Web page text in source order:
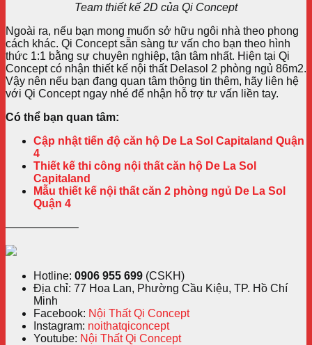
Team thiết kế 2D của Qi Concept
Ngoài ra, nếu bạn mong muốn sở hữu ngôi nhà theo phong
cách khác. Qi Concept sẵn sàng tư vấn cho bạn theo hình
thức 1:1 bằng sự chuyên nghiệp, tận tâm nhất. Hiện tại Qi
Concept có nhận thiết kế nội thất Delasol 2 phòng ngủ 86m2.
Vậy nên nếu bạn đang quan tâm thông tin thêm, hãy liên hệ
với Qi Concept ngay nhé để nhận hỗ trợ tư vấn liền tay.
Có thể bạn quan tâm:
Cập nhật tiến độ căn hộ De La Sol Capitaland Quận
4
Thiết kế thi công nội thất căn hộ De La Sol
Capitaland
Mẫu thiết kế nội thất căn 2 phòng ngủ De La Sol
Quận 4
——————–
Hotline: 0906 955 699 (CSKH)
Địa chỉ: 77 Hoa Lan, Phường Cầu Kiệu, TP. Hồ Chí
Minh
Facebook: Nội Thất Qi Concept
Instagram: noithatqiconcept
Youtube: Nội Thất Qi Concept